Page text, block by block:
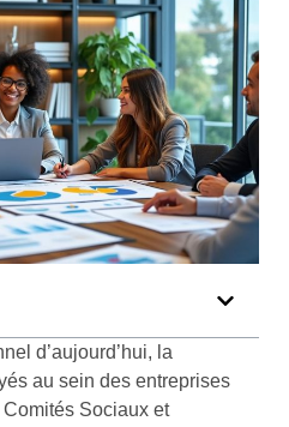
d’aujourd’hui, la
au sein des entreprises
Sociaux et